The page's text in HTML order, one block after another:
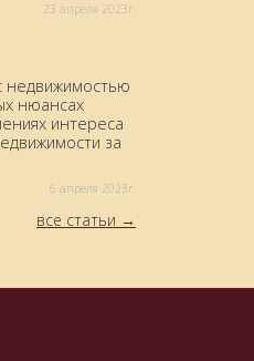
23 aпреля 2023г.
недвижимостью
нюансах
интереса
за
6 aпреля 2023г.
все статьи